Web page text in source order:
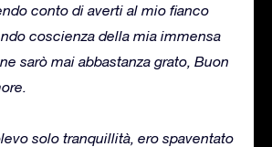
conto di averti al mio fianco
coscienza della mia immensa
sarò mai abbastanza grato, Buon
solo tranquillità, ero spaventato